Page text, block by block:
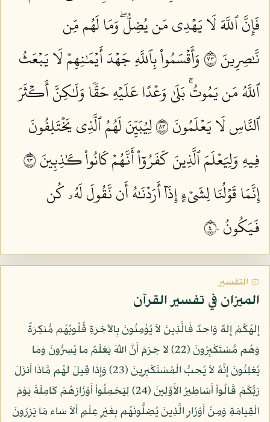
فَإِنَّ ٱللَّهَ لَا يَهۡدِي مَن يُضِلُّۖ وَمَا لَهُم مِّن
نَّٰصِرِينَ ٣٧
وَأَقۡسَمُواْ بِٱللَّهِ جَهۡدَ أَيۡمَٰنِهِمۡ لَا يَبۡعَثُ
ٱللَّهُ مَن يَمُوتُۚ بَلَىٰ وَعۡدًا عَلَيۡهِ حَقّٗا وَلَٰكِنَّ أَكۡثَرَ
ٱلنَّاسِ لَا يَعۡلَمُونَ ٣٨
لِيُبَيِّنَ لَهُمُ ٱلَّذِي يَخۡتَلِفُونَ
فِيهِ وَلِيَعۡلَمَ ٱلَّذِينَ كَفَرُوٓاْ أَنَّهُمۡ كَانُواْ كَٰذِبِينَ ٣٩
إِنَّمَا قَوۡلُنَا لِشَيۡءٍ إِذَآ أَرَدۡنَٰهُ أَن نَّقُولَ لَهُۥ كُن
فَيَكُونُ ٤٠
۞ التفسير
الميزان في تفسير القرآن
إِلَهُكُمْ إِلَهٌ وَاحِدٌ فَالَّذِينَ لاَ يُؤْمِنُونَ بِالآخِرَةِ قُلُوبُهُم مُّنكِرَةٌ
وَهُم مُّسْتَكْبِرُونَ (22) لاَ جَرَمَ أَنَّ اللّهَ يَعْلَمُ مَا يُسِرُّونَ وَمَا
يُعْلِنُونَ إِنَّهُ لاَ يُحِبُّ الْمُسْتَكْبِرِينَ (23) وَإِذَا قِيلَ لَهُم مَّاذَا أَنزَلَ
رَبُّكُمْ قَالُواْ أَسَاطِيرُ الأَوَّلِينَ (24) لِيَحْمِلُواْ أَوْزَارَهُمْ كَامِلَةً يَوْمَ
الْقِيَامَةِ وَمِنْ أَوْزَارِ الَّذِينَ يُضِلُّونَهُم بِغَيْرِ عِلْمٍ أَلاَ سَاء مَا يَزِرُونَ